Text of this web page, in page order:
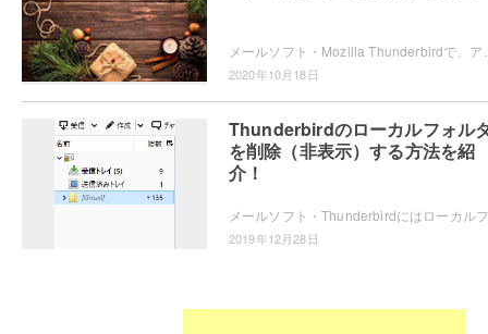
2020年10月18日
Thunderbirdのローカルフォル
を削除（非表示）する方法を紹
介！
2019年12月28日